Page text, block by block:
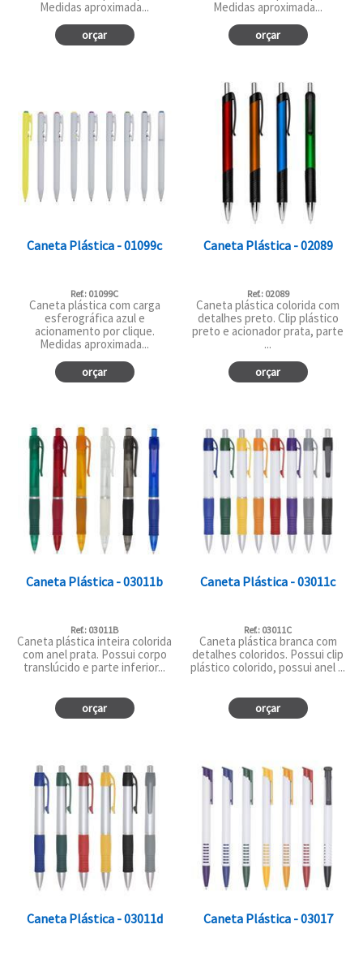
Medidas aproximada...
orçar
Medidas aproximada...
orçar
Caneta Plástica - 01099c
Ref.: 01099C
Caneta plástica com carga
esferográfica azul e
acionamento por clique.
Medidas aproximada...
orçar
Caneta Plástica - 02089
Ref.: 02089
Caneta plástica colorida com
detalhes preto. Clip plástico
preto e acionador prata, parte
...
orçar
Caneta Plástica - 03011b
Ref.: 03011B
Caneta plástica inteira colorida
com anel prata. Possui corpo
translúcido e parte inferior...
orçar
Caneta Plástica - 03011c
Ref.: 03011C
Caneta plástica branca com
detalhes coloridos. Possui clip
plástico colorido, possui anel ...
orçar
Caneta Plástica - 03011d Caneta Plástica - 03017